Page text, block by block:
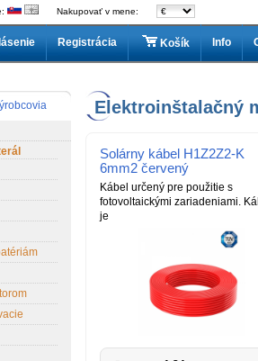
Nakupovať v mene:
Registrácia Košík Info
Elektroinštalačný
Solárny kábel H1Z2Z2-K
6mm2 červený
Kábel určený pre použitie s
fotovoltaickými zariadeniami.
je